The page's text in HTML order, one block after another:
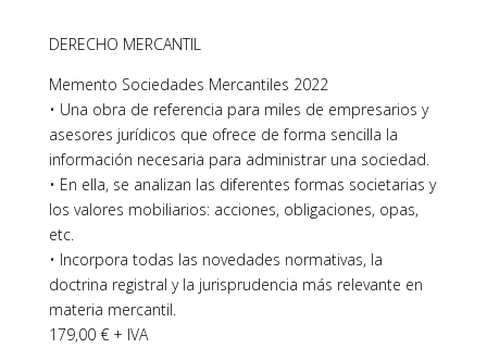
DERECHO MERCANTIL
Memento Sociedades Mercantiles 2022
• Una obra de referencia para miles de empresarios y
asesores jurídicos que ofrece de forma sencilla la
información necesaria para administrar una sociedad.
• En ella, se analizan las diferentes formas societarias y
los valores mobiliarios: acciones, obligaciones, opas,
etc.
• Incorpora todas las novedades normativas, la
doctrina registral y la jurisprudencia más relevante en
materia mercantil.
179,00 € + IVA